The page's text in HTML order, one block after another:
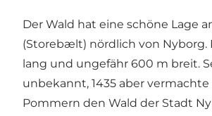
Der Wald hat eine schöne Lage
(Storebælt) nördlich von Nyborg.
lang und ungefähr 600 m breit.
unbekannt, 1435 aber vermachte
Pommern den Wald der Stadt